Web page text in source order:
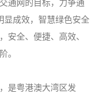
通网的目标，力争通
显成效，智慧绿色安全
安全、便捷、高效、
。
是粤港澳大湾区发